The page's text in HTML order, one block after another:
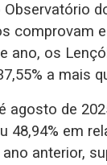
comprovam
ano, os
a mais
agosto de
48,94% em
anterior,